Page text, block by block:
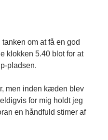
om at få en god
klokken 5.40 blot for at
pladsen.
men inden kæden blev
for mig holdt jeg
en håndfuld stimer af